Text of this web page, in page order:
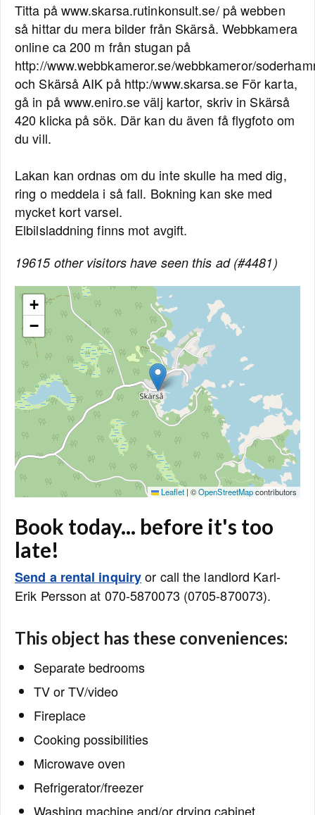
Titta på www.skarsa.rutinkonsult.se/ på webben
så hittar du mera bilder från Skärså. Webbkamera
online ca 200 m från stugan på
http://www.webbkameror.se/webbkameror/
och Skärså AIK på http:/www.skarsa.se För karta,
gå in på www.eniro.se välj kartor, skriv in Skärså
420 klicka på sök. Där kan du även få flygfoto om
du vill.
Lakan kan ordnas om du inte skulle ha med dig,
ring o meddela i så fall. Bokning kan ske med
mycket kort varsel.
Elbilsladdning finns mot avgift.
19615 other visitors have seen this ad (#4481)
+
−
Leaflet | ©OpenStreetMapcontributors
Book today... before it's too
late!
Send a rental inquiryor call the landlord Karl-
Erik Persson at 070-5870073 (0705-870073).
This object has these conveniences:
Separate bedrooms
TV or TV/video
Fireplace
Cooking possibilities
Microwave oven
Refrigerator/freezer
Washing machine and/or drying cabinet